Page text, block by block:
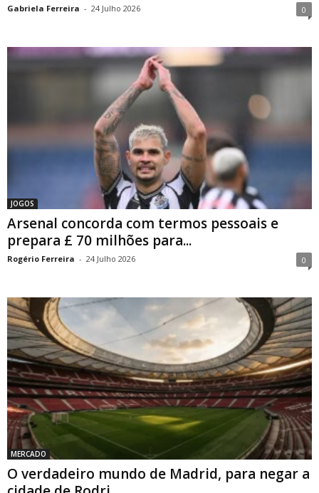
Gabriela Ferreira - 24 Julho 2026 0
JOGOS
Arsenal concorda com termos pessoais e
prepara £ 70 milhões para...
Rogério Ferreira - 24 Julho 2026 0
MERCADO
O verdadeiro mundo de Madrid, para negar a